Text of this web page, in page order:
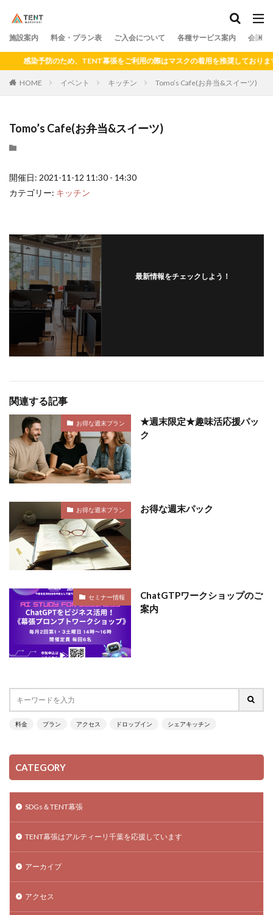
施設案内 料金・プラン表 ご入会について 各種サービス案内 会議室
感染予防のため、TENT幕張をご利用の際はマスクの着用を推奨しております
HOME イベント キッチン Tomo’s Cafe(お弁当&スイーツ)
Tomo’s Cafe(お弁当&スイーツ)
開催日: 2021-11-12 11:30 - 14:30
カテゴリー: キッチン
最新情報をチェックしよう！
関連する記事
お得な週末プラン
★週末限定★趣味活応援パッ
ク
お得な週末プラン お得な週末パック
セミナー情報
ChatGTPワークショップのご
案内
料金 プラン アクセス ドロップイン シェアキッチン
CATEGORY
SDGs＆TENT幕張
TENT幕張はアルティーリ千葉を応援しています
アーカイブ
アクセス
カテゴリー